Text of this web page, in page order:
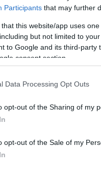
Participants that may further
that this website/app uses
but not limited to
to Google and its third-
consent section.
Data Processing Opt Outs
opt-out of the Sharing of my
opt-out of the Sale of my
Παρασκευή στο
χρησιμοποιεί τον
του με τις ΗΠΑ
επικρίσεις του
στον Λίβανο, της